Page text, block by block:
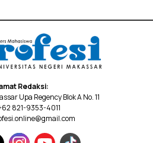
Redaksi:
Upa Regency Blok A No. 11
821-9353-4011